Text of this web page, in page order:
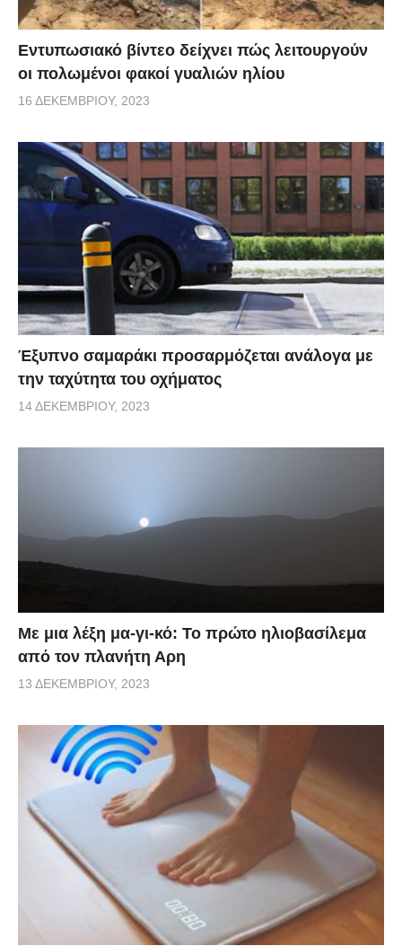
Εντυπωσιακό βίντεο δείχνει πώς λειτουργούν
οι πολωμένοι φακοί γυαλιών ηλίου
16 ΔΕΚΕΜΒΡΊΟΥ, 2023
Έξυπνο σαμαράκι προσαρμόζεται ανάλογα με
την ταχύτητα του οχήματος
14 ΔΕΚΕΜΒΡΊΟΥ, 2023
Με μια λέξη μα-γι-κό: Το πρώτο ηλιοβασίλεμα
από τον πλανήτη Αρη
13 ΔΕΚΕΜΒΡΊΟΥ, 2023